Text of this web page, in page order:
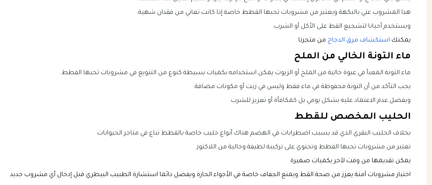
هذا المشروب غني بالنكهة ويعتبر من مشروبات تحبها القطط خاصة إذا كانت تعاني من فقدان شهية.
ويستخدم أحيانا لتشجيع القط على الأكل أو الشرب.
يمكنك استكشاف مرق الدجاج من متجرنا
ماء التونة الخالي من الملح
ماء التونة المعبأ في عبوة خالية من الملح أو الزيوت يمكن استخدامه بكميات بسيطة كنوع من التنويع في مشروبات تحبها القطط.
يجب التأكد من أن التونة محفوظة في ماء فقط وليس في زيت أو مكونات مضافة.
ويفضل عدم الاعتماد عليه بشكل يومي بل كمكافأة أو تعزيز للشرب.
الحليب المخصص للقطط
بخلاف الحليب البقري الذي قد يسبب اضطرابات في الهضم هناك أنواع حليب خاصة بالقطط تباع في متاجر الحيوانات
تعتبر من مشروبات تحبها القطط وتحتوي على تركيبة لطيفة وخالية من اللاكتوز
يمكن تقديمها من وقت لآخر بكميات صغيرة
اختيار مشروبات آمنة يعزز من صحة القط ويمنع الجفاف خاصة في الأجواء الحارة ويفضل دائما استشارة الطبيب البيطري قبل إدخال أي مشروب جديد